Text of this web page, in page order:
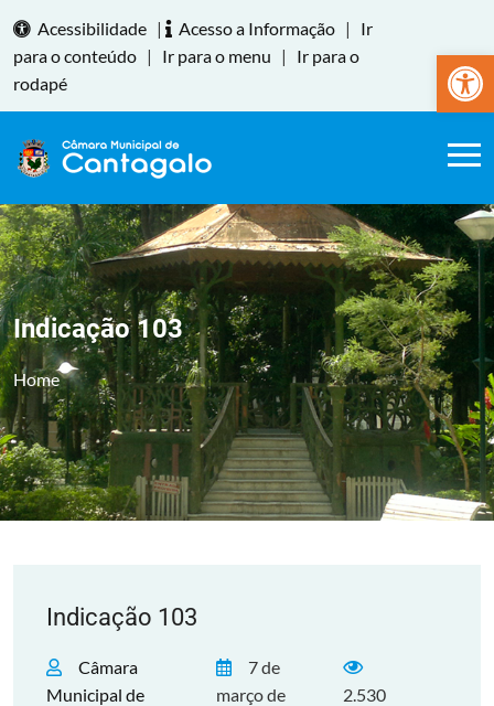
Abrir
Acessibilidade | Acesso a Informação |
Ir
para o conteúdo | Ir para o menu |
Ir para o
rodapé
Indicação 103
Home
Indicação 103
Câmara
Municipal de
7 de
março de
2.530